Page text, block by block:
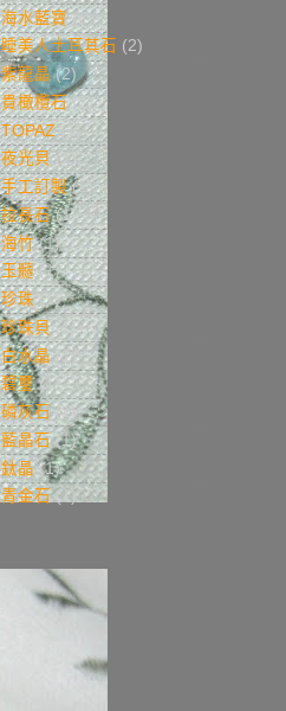
海水藍寶 (2)
睡美人土耳其石 (2)
紫龍晶 (2)
貴橄欖石 (2)
TOPAZ (1)
夜光貝 (1)
手工訂製 (1)
拉長石 (1)
海竹 (1)
玉髓 (1)
珍珠 (1)
珍珠貝 (1)
白水晶 (1)
碧璽 (1)
磷灰石 (1)
藍晶石 (1)
鈦晶 (1)
青金石 (1)